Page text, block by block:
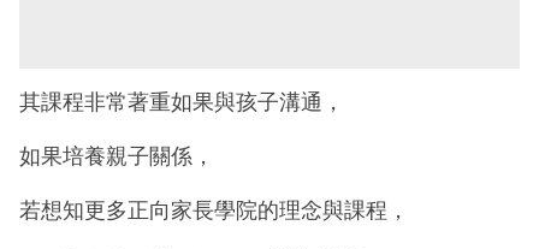
其課程非常著重如果與孩子溝通，
如果培養親子關係，
若想知更多正向家長學院的理念與課程，